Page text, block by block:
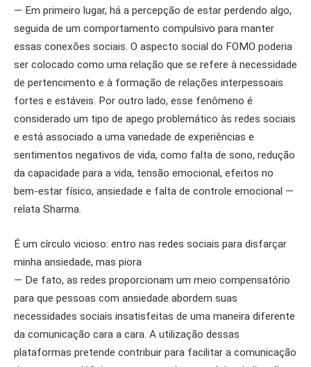
— Em primeiro lugar, há a percepção de estar perdendo algo,
seguida de um comportamento compulsivo para manter
essas conexões sociais. O aspecto social do FOMO poderia
ser colocado como uma relação que se refere à necessidade
de pertencimento e à formação de relações interpessoais
fortes e estáveis. Por outro lado, esse fenômeno é
considerado um tipo de apego problemático às redes sociais
e está associado a uma variedade de experiências e
sentimentos negativos de vida, como falta de sono, redução
da capacidade para a vida, tensão emocional, efeitos no
bem-estar físico, ansiedade e falta de controle emocional —
relata Sharma.
É um círculo vicioso: entro nas redes sociais para disfarçar
minha ansiedade, mas piora
— De fato, as redes proporcionam um meio compensatório
para que pessoas com ansiedade abordem suas
necessidades sociais insatisfeitas de uma maneira diferente
da comunicação cara a cara. A utilização dessas
plataformas pretende contribuir para facilitar a comunicação